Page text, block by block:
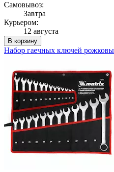
Самовывоз:
Завтра
Курьером:
12 августа
В корзину
Набор гаечных ключей